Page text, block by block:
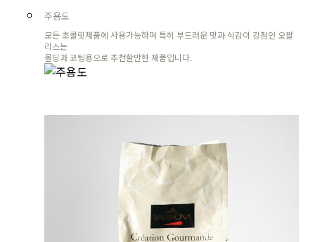
주용도
모든 초콜릿제품에 사용가능하며 특히 부드러운 맛과 식감이 강점인 오팔
리스는
몰딩과 코팅용으로 추천할만한 제품입니다.